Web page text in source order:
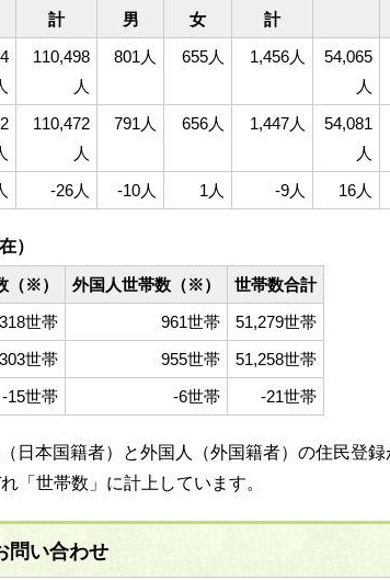
計
男
女
計
110,498
人
801人 655人 1,456人
54,065
人
110,472
人
791人 656人 1,447人
54,081
人
-26人 -10人 1人 -9人 16人
）
（※） 外国人世帯数（※）
世帯数合計
世帯 961世帯
51,279世帯
世帯 955世帯
51,258世帯
-15世帯 -6世帯 -21世帯
本国籍者）と外国人（外国籍者）の住民登録
「世帯数」に計上しています。
問い合わせ